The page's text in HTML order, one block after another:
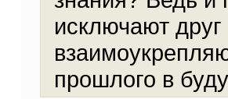
исключают
прошлого в